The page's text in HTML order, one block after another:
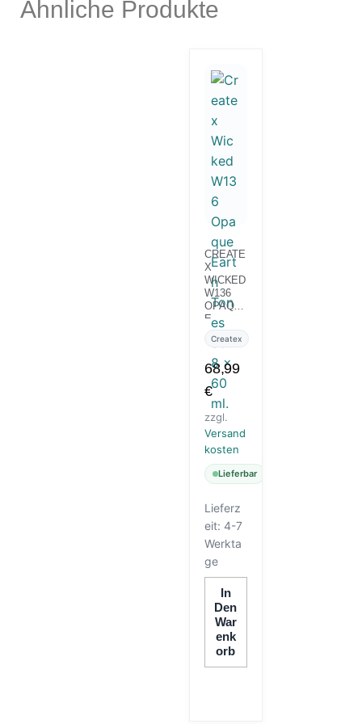
Ähnliche Produkte
CREATE
X
WICKED
W136
OPAQU
E
EARTH
TONES
SET 8 X
60 ML.
Createx
68,99
€
zzgl.
Versand
kosten
Lieferbar
Lieferz
eit: 4-7
Werkta
ge
In
Den
War
Enk
Orb